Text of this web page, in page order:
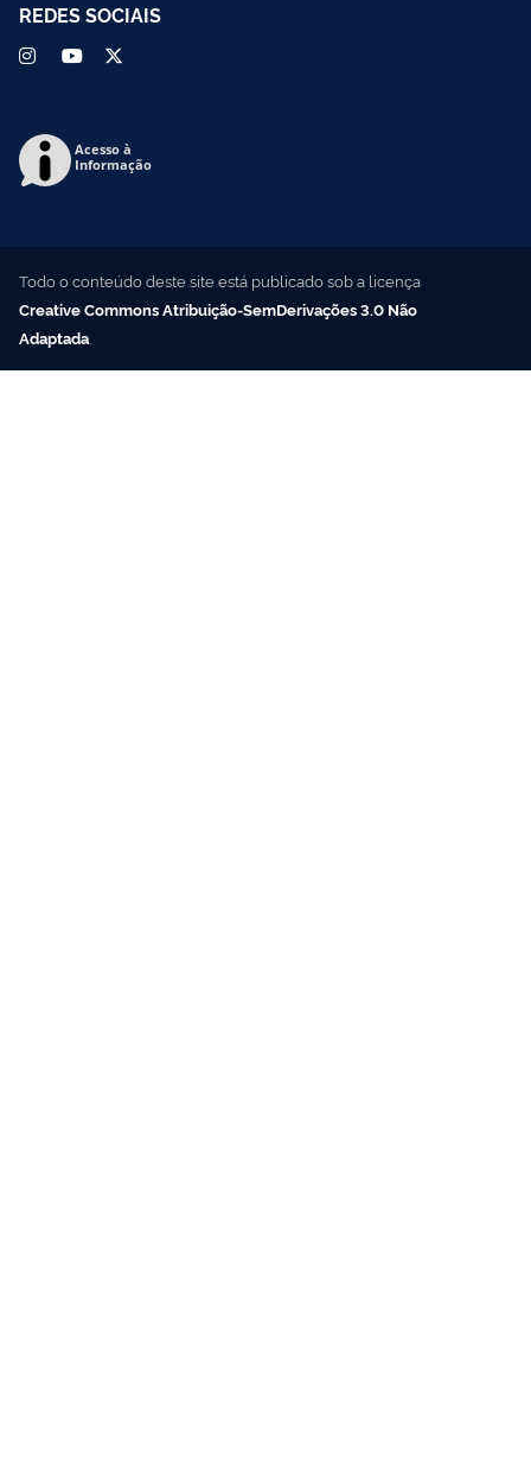
REDES SOCIAIS
Acesso à
Informação
Todo o conteúdo deste site está publicado sob a licença
Creative Commons Atribuição-SemDerivações 3.0 Não
Adaptada